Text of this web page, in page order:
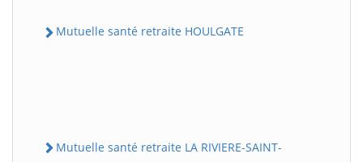
Mutuelle santé retraite HOULGATE
Mutuelle santé retraite LA RIVIERE-SAINT-